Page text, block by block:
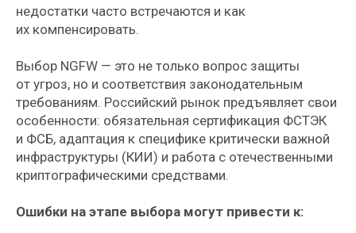
недостатки часто встречаются и как
их компенсировать.
Выбор NGFW — это не только вопрос защиты
от угроз, но и соответствия законодательным
требованиям. Российский рынок предъявляет свои
особенности: обязательная сертификация ФСТЭК
и ФСБ, адаптация к специфике критически важной
инфраструктуры (КИИ) и работа с отечественными
криптографическими средствами.
Ошибки на этапе выбора могут привести к: